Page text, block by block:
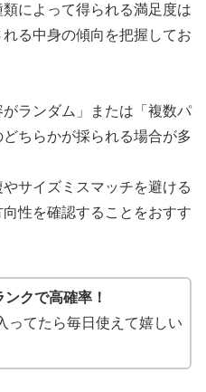
によって得られる満足度は
る中身の傾向を把握してお
ランダム」または「複数パ
ちらかが採られる場合が多
サイズミスマッチを避ける
性を確認することをおすす
クで高確率！
ってたら毎日使えて嬉しい